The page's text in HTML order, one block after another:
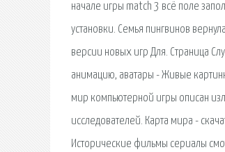
начале игры match 3 всё поле
установки. Семья пингвинов
версии новых игр Для. Страница
анимацию, аватары - Живые
мир компьютерной игры описан
исследователей. Карта мира -
Исторические фильмы сериалы